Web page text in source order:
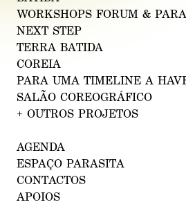
WORKSHOPS FORUM & P
NEXT STEP
TERRA BATIDA
COREIA
PARA UMA TIMELINE A
SALÃO COREOGRÁFICO
+ OUTROS PROJETOS
AGENDA
ESPAÇO PARASITA
CONTACTOS
APOIOS